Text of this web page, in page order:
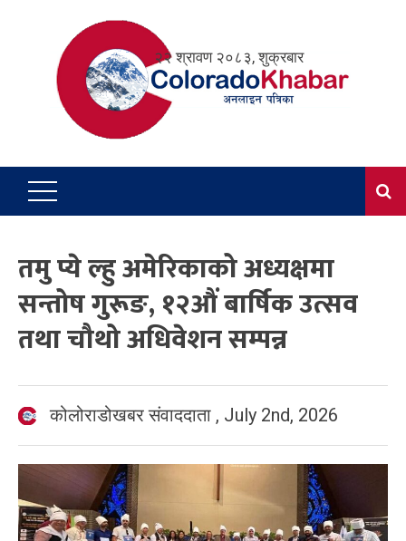
२२ श्रावण २०८३, शुक्रबार
तमु प्ये ल्हु अमेरिकाको अध्यक्षमा
सन्तोष गुरूङ, १२औं बार्षिक उत्सव
तथा चौथो अधिवेशन सम्पन्न
कोलोराडोखबर संवाददाता , July 2nd, 2026